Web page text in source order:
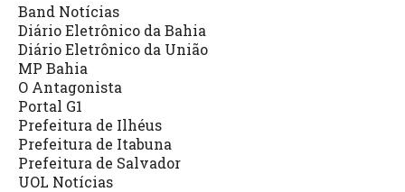
Band Notícias
Diário Eletrônico da Bahia
Diário Eletrônico da União
MP Bahia
O Antagonista
Portal G1
Prefeitura de Ilhéus
Prefeitura de Itabuna
Prefeitura de Salvador
UOL Notícias